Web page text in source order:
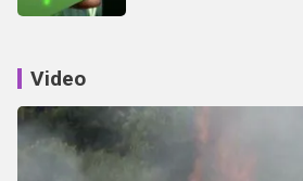
Video